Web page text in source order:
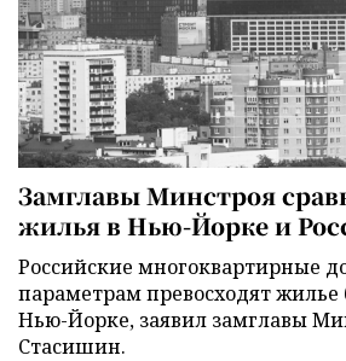
Замглавы Минстроя
жилья в Нью-Йорке и
Российские многоквартирные
параметрам превосходят жилье
Нью-Йорке, заявил замглавы
Стасишин.